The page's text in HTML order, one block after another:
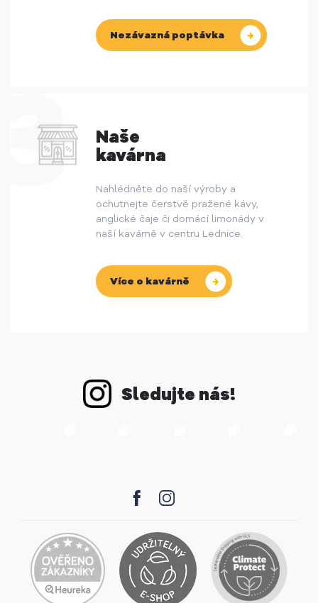
Nezávazná poptávka
Naše
kavárna
Nahlédněte do naší výroby a
ochutnejte čerstvě pražené kávy,
anglické čaje či domácí limonády v
naší kavárně v centru Lednice.
Více o kavárně
Sledujte nás!